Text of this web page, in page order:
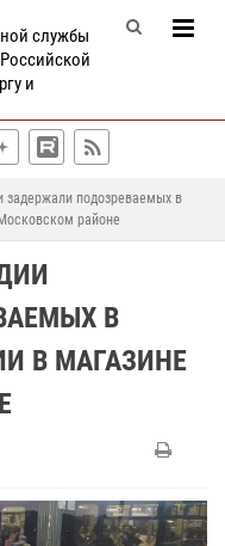
службы
и
задержали подозреваемых в
районе
В
В МАГАЗИНЕ